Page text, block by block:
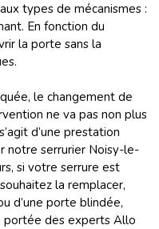
types de mécanismes :
En fonction du
la porte sans la
le changement de
ne va pas non plus
d’une prestation
notre serrurier Noisy-le-
si votre serrure est
la remplacer,
d’une porte blindée,
portée des experts Allo